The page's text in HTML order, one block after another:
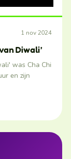
1 nov 2024
Diwali’
was Cha Chi
en zijn